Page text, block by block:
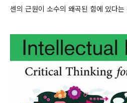
센의 근원이 소수의 왜곡된 힘에 있다